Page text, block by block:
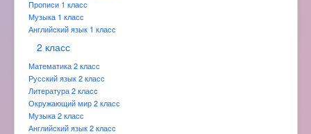
Прописи 1 класс
Музыка 1 класс
Английский язык 1 класс
2 класс
Математика 2 класс
Русский язык 2 класс
Литература 2 класс
Окружающий мир 2 класс
Музыка 2 класс
Английский язык 2 класс